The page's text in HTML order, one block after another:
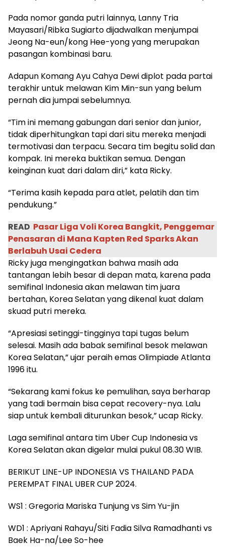
Pada nomor ganda putri lainnya, Lanny Tria
Mayasari/Ribka Sugiarto dijadwalkan menjumpai
Jeong Na-eun/kong Hee-yong yang merupakan
pasangan kombinasi baru.
Adapun Komang Ayu Cahya Dewi diplot pada partai
terakhir untuk melawan Kim Min-sun yang belum
pernah dia jumpai sebelumnya.
“Tim ini memang gabungan dari senior dan junior,
tidak diperhitungkan tapi dari situ mereka menjadi
termotivasi dan terpacu. Secara tim begitu solid dan
kompak. Ini mereka buktikan semua. Dengan
keinginan kuat dari dalam diri,” kata Ricky.
“Terima kasih kepada para atlet, pelatih dan tim
pendukung.”
READ Pasar Liga Voli Korea Bangkit, Penggemar
Penasaran di Mana Kapten Red Sparks Akan
Berlabuh Usai Cedera
Ricky juga mengingatkan bahwa masih ada
tantangan lebih besar di depan mata, karena pada
semifinal Indonesia akan melawan tim juara
bertahan, Korea Selatan yang dikenal kuat dalam
skuad putri mereka.
“Apresiasi setinggi-tingginya tapi tugas belum
selesai. Masih ada babak semifinal besok melawan
Korea Selatan,” ujar peraih emas Olimpiade Atlanta
1996 itu.
“Sekarang kami fokus ke pemulihan, saya berharap
yang tadi bermain bisa cepat recovery-nya. Lalu
siap untuk kembali diturunkan besok,” ucap Ricky.
Laga semifinal antara tim Uber Cup Indonesia vs
Korea Selatan akan digelar mulai pukul 08.30 WIB.
BERIKUT LINE-UP INDONESIA VS THAILAND PADA
PEREMPAT FINAL UBER CUP 2024.
WS1 : Gregoria Mariska Tunjung vs Sim Yu-jin
WD1 : Apriyani Rahayu/Siti Fadia Silva Ramadhanti vs
Baek Ha-na/Lee So-hee